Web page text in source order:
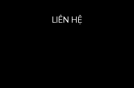
LIÊN HỆ